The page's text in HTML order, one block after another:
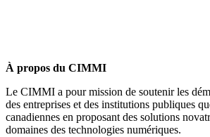
À propos du CIMMI
Le CIMMI a pour mission de soutenir les
des entreprises et des institutions publiques
canadiennes en proposant des solutions
domaines des technologies numériques.